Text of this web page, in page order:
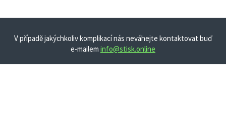
V případě jakýchkoliv komplikací nás neváhejte kontaktovat buď
e-mailem info@stisk.online